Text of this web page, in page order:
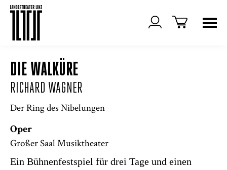
DIE WALKÜRE
RICHARD WAGNER
Der Ring des Nibelungen
Oper
Großer Saal Musiktheater
Ein Bühnenfestspiel für drei Tage und einen